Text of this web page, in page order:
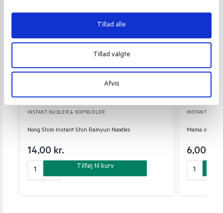
Tillad alle
Tillad valgte
Afvis
INSTANT NUDLER & KOPNUDLER
Nong Shim Instant Shin Ramyun Noodles
14,00 kr.
Tilføj til kurv
INSTANT
Mama instant
6,00